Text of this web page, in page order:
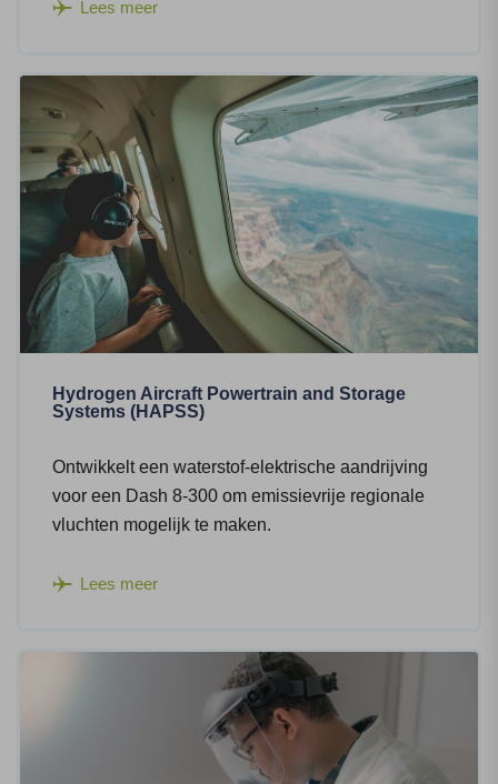
Lees meer
Hydrogen Aircraft Powertrain and Storage
Systems (HAPSS)
Ontwikkelt een waterstof-elektrische aandrijving
voor een Dash 8-300 om emissievrije regionale
vluchten mogelijk te maken.
Lees meer